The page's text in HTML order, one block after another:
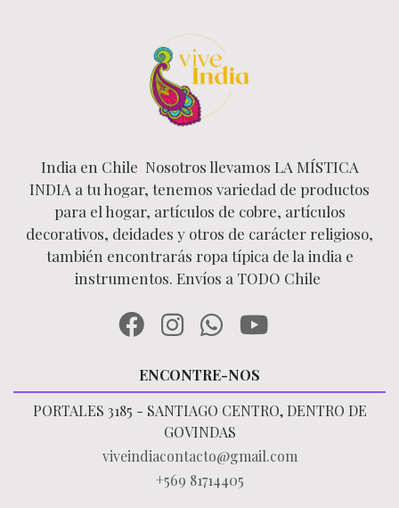
India en Chile Nosotros llevamos LA MÍSTICA
INDIA a tu hogar, tenemos variedad de productos
para el hogar, artículos de cobre, artículos
decorativos, deidades y otros de carácter religioso,
también encontrarás ropa típica de la india e
instrumentos. Envíos a TODO Chile
ENCONTRE-NOS
PORTALES 3185 - SANTIAGO CENTRO, DENTRO DE
GOVINDAS
viveindiacontacto@gmail.com
+569 81714405